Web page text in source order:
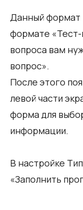
Данный формат
формате «Тест-
вопроса вам
вопрос».
После этого
левой части
форма для
информации.
В настройке
«Заполнить